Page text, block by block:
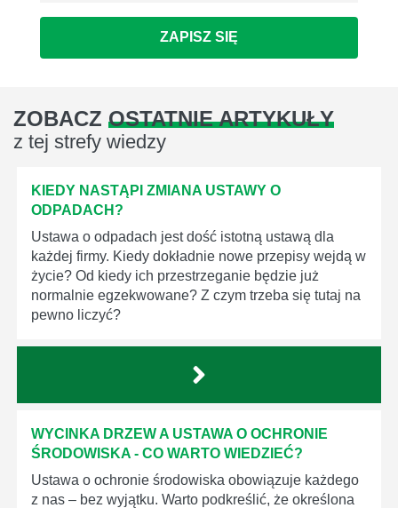
ZAPISZ SIĘ
ZOBACZ OSTATNIE ARTYKUŁY
z tej strefy wiedzy
KIEDY NASTĄPI ZMIANA USTAWY O
ODPADACH?
Ustawa o odpadach jest dość istotną ustawą dla
każdej firmy. Kiedy dokładnie nowe przepisy wejdą w
życie? Od kiedy ich przestrzeganie będzie już
normalnie egzekwowane? Z czym trzeba się tutaj na
pewno liczyć?
WYCINKA DRZEW A USTAWA O OCHRONIE
ŚRODOWISKA - CO WARTO WIEDZIEĆ?
Ustawa o ochronie środowiska obowiązuje każdego
z nas – bez wyjątku. Warto podkreślić, że określona